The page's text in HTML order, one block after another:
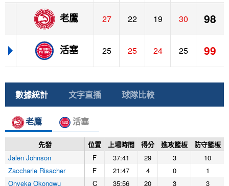
老鷹 27 22 19 30 98
活塞 25 25 24 25 99
數據統計 文字直播 球隊比較
老鷹 活塞
先發 位置 上場時間 得分 進攻籃板 防守籃板
Jalen Johnson
F 37:41 29 3
10
Zaccharie Risacher
F 21:47 4 0
1
Onyeka Okongwu
C 35:56 20 3
3